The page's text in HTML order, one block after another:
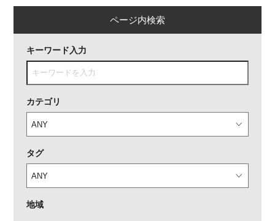
ページ内検索
キーワード入力
カテゴリ
タグ
地域